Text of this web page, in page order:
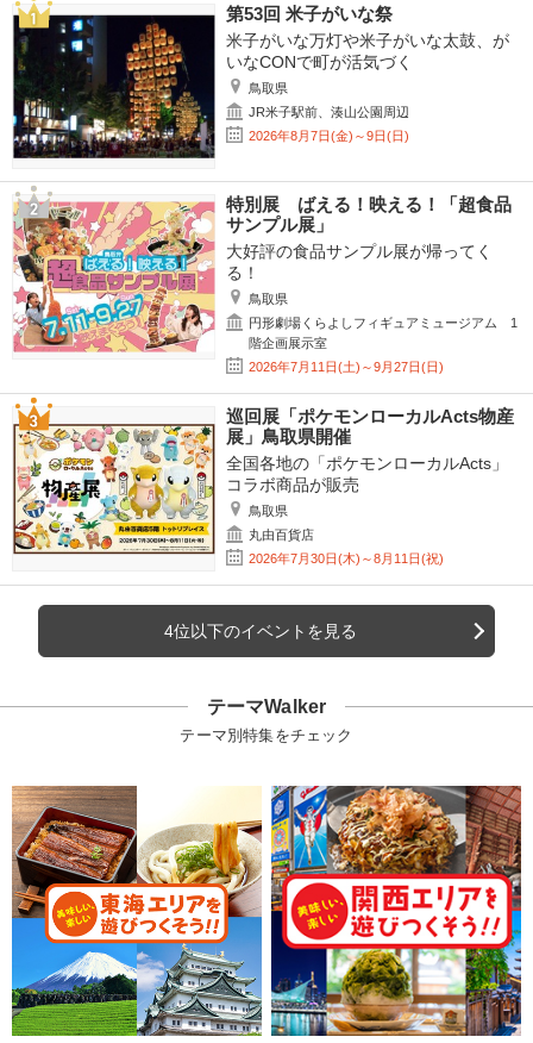
第53回 米子がいな祭
米子がいな万灯や米子がいな太鼓、が
いなCONで町が活気づく
鳥取県
JR米子駅前、湊山公園周辺
2026年8月7日(金)～9日(日)
特別展 ばえる！映える！「超食品
サンプル展」
大好評の食品サンプル展が帰ってく
る！
鳥取県
円形劇場くらよしフィギュアミュージアム 1
階企画展示室
2026年7月11日(土)～9月27日(日)
巡回展「ポケモンローカルActs物産
展」鳥取県開催
全国各地の「ポケモンローカルActs」
コラボ商品が販売
鳥取県
丸由百貨店
2026年7月30日(木)～8月11日(祝)
4位以下のイベントを見る
テーマWalker
テーマ別特集をチェック